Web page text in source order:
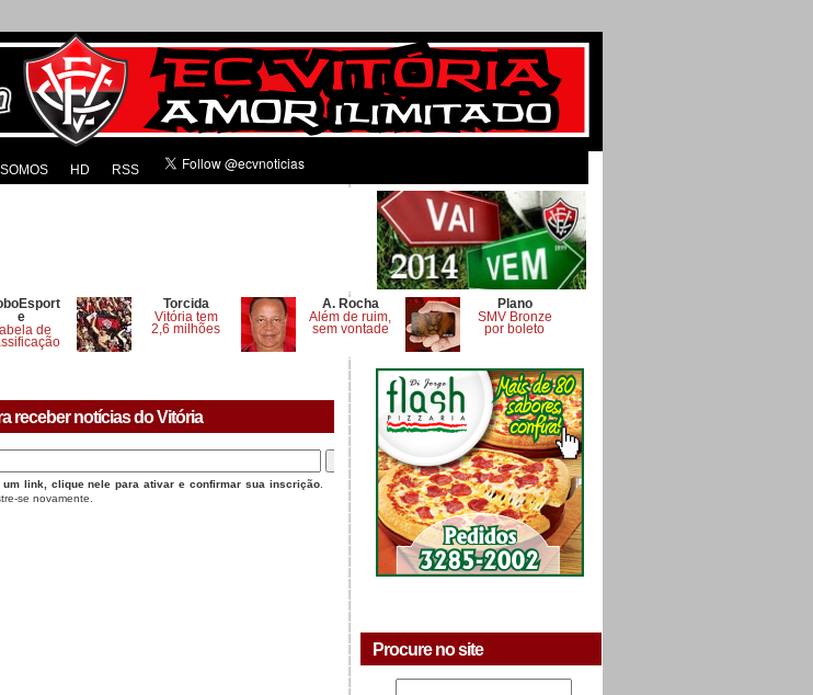
HD RSS
e
de
Torcida
Vitória tem
2,6 milhões
A. Rocha
Além de ruim,
sem vontade
Plano
SMV Bronze
por boleto
receber notícias do Vitória
um link, clique nele para ativar e confirmar sua inscrição
se novamente.
Procure no site